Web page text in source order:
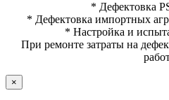
* Дефектовка
* Дефектовка импортных
* Настройка и
При ремонте затраты на
×